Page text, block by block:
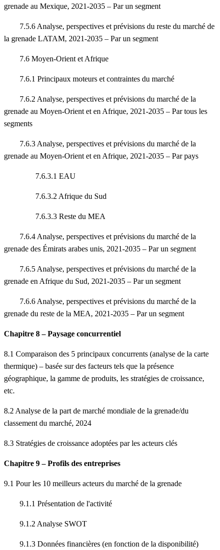
grenade au Mexique, 2021-2035 – Par un segment
7.5.6 Analyse, perspectives et prévisions du reste du marché de
la grenade LATAM, 2021-2035 – Par un segment
7.6 Moyen-Orient et Afrique
7.6.1 Principaux moteurs et contraintes du marché
7.6.2 Analyse, perspectives et prévisions du marché de la
grenade au Moyen-Orient et en Afrique, 2021-2035 – Par tous les
segments
7.6.3 Analyse, perspectives et prévisions du marché de la
grenade au Moyen-Orient et en Afrique, 2021-2035 – Par pays
7.6.3.1 EAU
7.6.3.2 Afrique du Sud
7.6.3.3 Reste du MEA
7.6.4 Analyse, perspectives et prévisions du marché de la
grenade des Émirats arabes unis, 2021-2035 – Par un segment
7.6.5 Analyse, perspectives et prévisions du marché de la
grenade en Afrique du Sud, 2021-2035 – Par un segment
7.6.6 Analyse, perspectives et prévisions du marché de la
grenade du reste de la MEA, 2021-2035 – Par un segment
Chapitre 8 – Paysage concurrentiel
8.1 Comparaison des 5 principaux concurrents (analyse de la carte
thermique) – basée sur des facteurs tels que la présence
géographique, la gamme de produits, les stratégies de croissance,
etc.
8.2 Analyse de la part de marché mondiale de la grenade/du
classement du marché, 2024
8.3 Stratégies de croissance adoptées par les acteurs clés
Chapitre 9 – Profils des entreprises
9.1 Pour les 10 meilleurs acteurs du marché de la grenade
9.1.1 Présentation de l'activité
9.1.2 Analyse SWOT
9.1.3 Données financières (en fonction de la disponibilité)